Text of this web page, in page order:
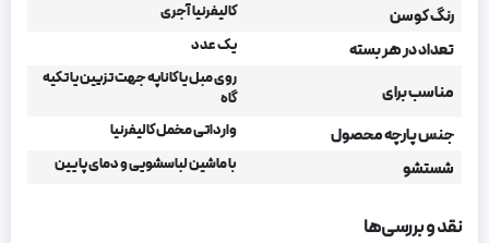
رنگ کوسن کالیفرنیا آجری
تعداد در هر بسته یک عدد
مناسب برای
روی مبل یا کاناپه جهت تزیین یا تکیه
گاه
جنس پارچه محصول وارداتی مخمل کالیفرنیا
شستشو با ماشین لباسشویی و دمای پایین
نقد و بررسی‌ها